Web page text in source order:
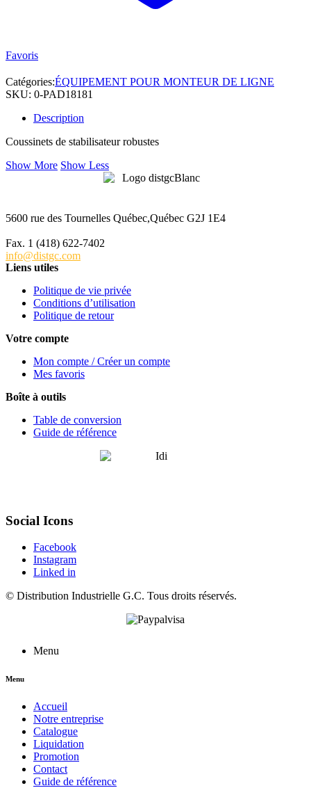
Favoris
Catégories:ÉQUIPEMENT POUR MONTEUR DE LIGNE
SKU: 0-PAD18181
Description
Coussinets de stabilisateur robustes
Show More Show Less
5600 rue des Tournelles Québec,Québec G2J 1E4
Fax. 1 (418) 622-7402
info@distgc.com
Liens utiles
Politique de vie privée
Conditions d’utilisation
Politique de retour
Votre compte
Mon compte / Créer un compte
Mes favoris
Boîte à outils
Table de conversion
Guide de référence
Social Icons
Facebook
Instagram
Linked in
© Distribution Industrielle G.C. Tous droits réservés.
Menu
Menu
Accueil
Notre entreprise
Catalogue
Liquidation
Promotion
Contact
Guide de référence